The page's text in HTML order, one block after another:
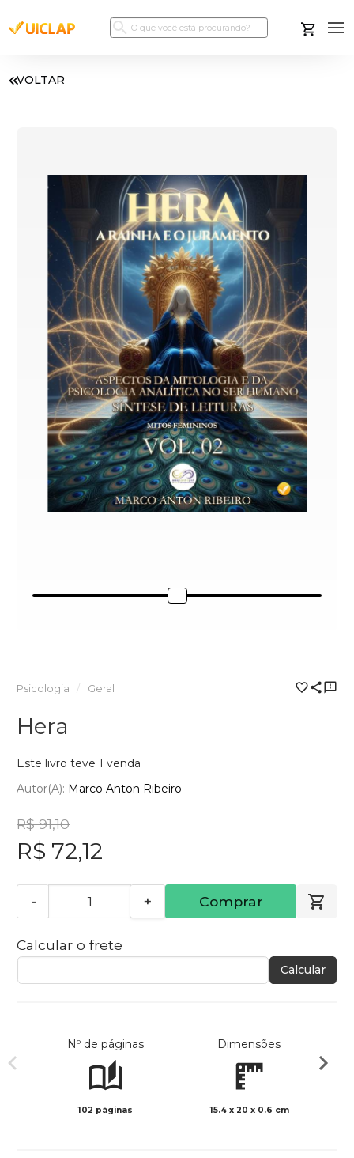
VOLTAR
Psicologia Geral
Hera
Este livro teve 1 venda
Autor(a): Marco Anton Ribeiro
R$ 91,10
R$ 72,12
- + Comprar
Calcular o frete
Calcular
Nº de páginas
102 páginas
Dimensões
15.4 x 20 x 0.6 cm